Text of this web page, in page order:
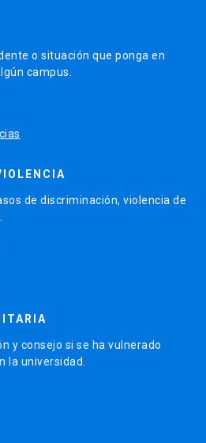
o situación que ponga en
campus.
de discriminación, violencia de
y consejo si se ha vulnerado
la universidad.